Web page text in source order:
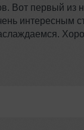
Вот первый из
интересным